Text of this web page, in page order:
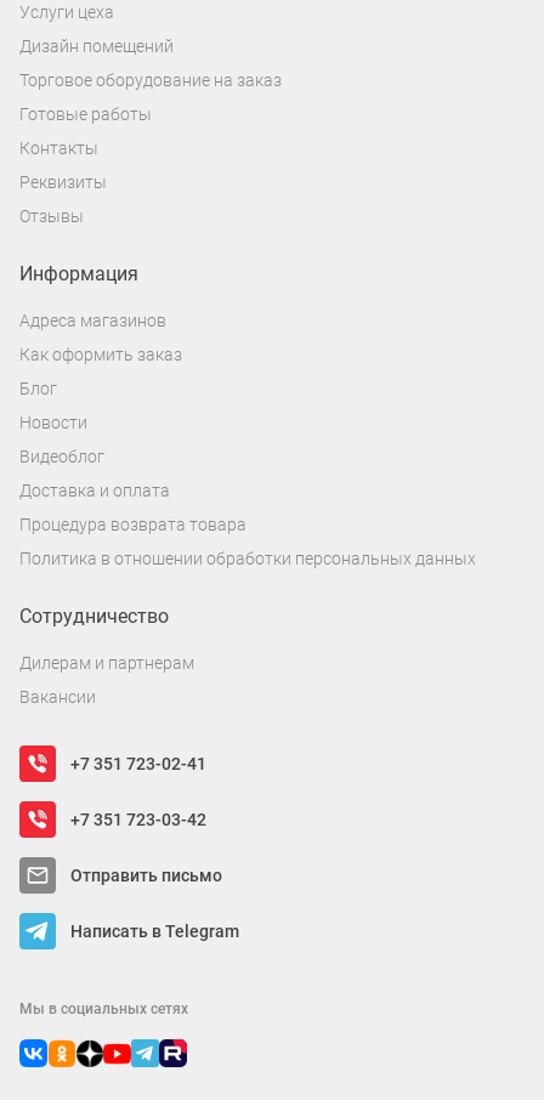
Услуги цеха
Дизайн помещений
Торговое оборудование на заказ
Готовые работы
Контакты
Реквизиты
Отзывы
Информация
Адреса магазинов
Как оформить заказ
Блог
Новости
Видеоблог
Доставка и оплата
Процедура возврата товара
Политика в отношении обработки персональных данных
Сотрудничество
Дилерам и партнерам
Вакансии
+7 351 723-02-41
+7 351 723-03-42
Отправить письмо
Написать в Telegram
Мы в социальных сетях